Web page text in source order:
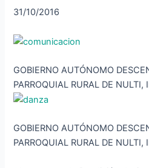
31/10/2016
GOBIERNO AUTÓNOMO
PARROQUIAL RURAL DE NULTI,
GOBIERNO AUTÓNOMO
PARROQUIAL RURAL DE NULTI,